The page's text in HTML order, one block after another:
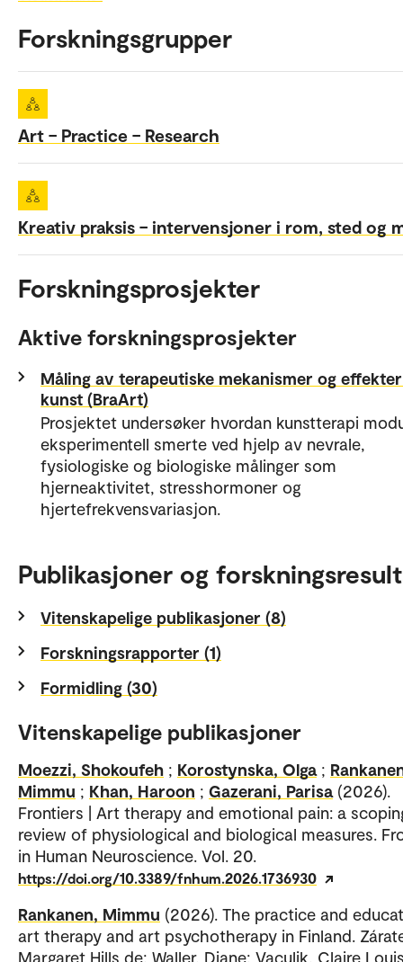
Forskningsgrupper
Art – Practice – Research
Kreativ praksis – intervensjoner i rom, sted og
Forskningsprosjekter
Aktive forskningsprosjekter
Måling av terapeutiske mekanismer og
kunst (BraArt)
Prosjektet undersøker hvordan kunstterapi
eksperimentell smerte ved hjelp av nevrale,
fysiologiske og biologiske målinger som
hjerneaktivitet, stresshormoner og
hjertefrekvensvariasjon.
Publikasjoner og
Vitenskapelige publikasjoner (8)
Forskningsrapporter (1)
Formidling (30)
Vitenskapelige publikasjoner
Moezzi, Shokoufeh ; Korostynska, Olga ;
Mimmu ; Khan, Haroon ; Gazerani, Parisa (2026).
Frontiers | Art therapy and emotional pain: a
review of physiological and biological measures.
in Human Neuroscience. Vol. 20.
https://doi.org/10.3389/fnhum.2026.1736930
Rankanen, Mimmu (2026). The practice and
art therapy and art psychotherapy in Finland.
Margaret Hills de; Waller, Diane; Vaculik, Claire